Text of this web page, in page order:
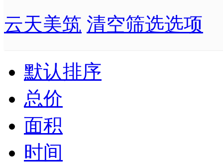
云天美筑 清空筛选选项
默认排序
总价
面积
时间